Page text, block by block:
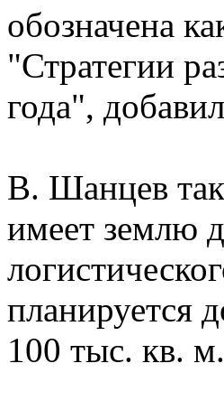
обозначена
"Стратегии
года",
В. Шанцев
имеет землю
планируется
100 тыс. кв. м.